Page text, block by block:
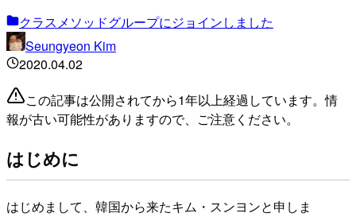
クラスメソッドグループにジョインしました
Seungyeon Kim
2020.04.02
この記事は公開されてから1年以上経過しています。情
報が古い可能性がありますので、ご注意ください。
はじめに
はじめまして、韓国から来たキム・スンヨンと申しま